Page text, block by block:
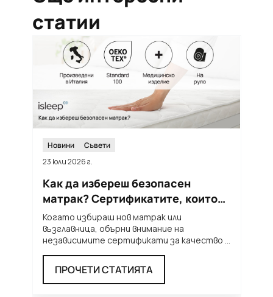
статии
Новини
Съвети
23 юли 2026 г.
Как да избереш безопасен
матрак? Сертификатите, които
трябва да познаваш
Когато избираш нов матрак или
възглавница, обърни внимание на
независимите сертификати за качество и
ПРОЧЕТИ СТАТИЯТА